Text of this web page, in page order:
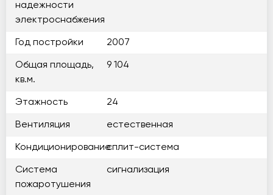
надежности
электроснабжения
Год постройки 2007
Общая площадь,
кв.м.
9 104
Этажность 24
Вентиляция естественная
Кондиционированиесплит-система
Система
пожаротушения
сигнализация